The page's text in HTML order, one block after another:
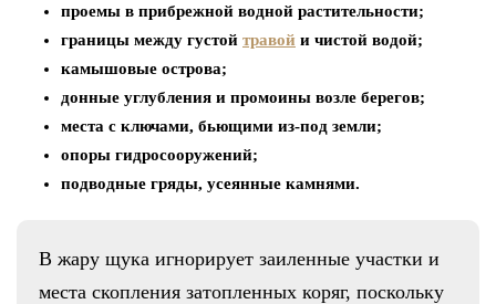
проемы в прибрежной водной растительности;
границы между густой травой и чистой водой;
камышовые острова;
донные углубления и промоины возле берегов;
места с ключами, бьющими из-под земли;
опоры гидросооружений;
подводные гряды, усеянные камнями.
В жару щука игнорирует заиленные участки и
места скопления затопленных коряг, поскольку